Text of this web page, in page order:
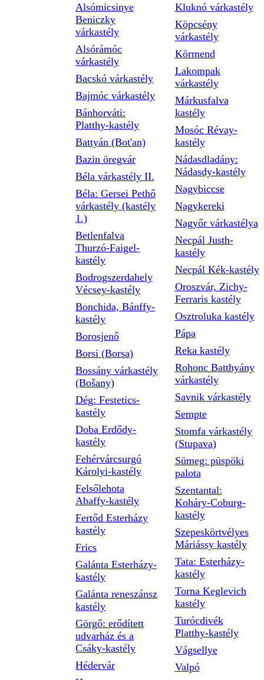
Alsómicsinye
Beniczky
várkastély
Alsórámóc
várkastély
Bacskó várkastély
Bajmóc várkastély
Bánhorváti:
Platthy-kastély
Battyán (Bot'an)
Bazin öregvár
Béla várkastély II.
Béla: Gersei Pethő
várkastély (kastély
1.)
Betlenfalva
Thurzó-Faigel-
kastély
Bodrogszerdahely
Vécsey-kastély
Bonchida, Bánffy-
kastély
Borosjenő
Borsi (Borsa)
Bossány várkastély
(Bošany)
Dég: Festetics-
kastély
Doba Erdődy-
kastély
Fehérvárcsurgó
Károlyi-kastély
Felsőlehota
Abaffy-kastély
Fertőd Esterházy
kastély
Frics
Galánta Esterházy-
kastély
Galánta reneszánsz
kastély
Görgő: erődített
udvarház és a
Csáky-kastély
Hédervár
Kluknó várkastély
Köpcsény
várkastély
Körmend
Lakompak
várkastély
Márkusfalva
kastély
Mosóc Révay-
kastély
Nádasdladány:
Nádasdy-kastély
Nagybiccse
Nagykereki
Nagyőr várkastélya
Necpál Justh-
kastély
Necpál Kék-kastély
Oroszvár, Zichy-
Ferraris kastély
Osztroluka kastély
Pápa
Reka kastély
Rohonc Batthyány
várkastély
Savnik várkastély
Sempte
Stomfa várkastély
(Stupava)
Sümeg: püspöki
palota
Szentantal:
Koháry-Coburg-
kastély
Szepeskörtvélyes
Máriássy kastély
Tata: Esterházy-
kastély
Torna Keglevich
kastély
Turócdivék
Platthy-kastély
Vágsellye
Valpó